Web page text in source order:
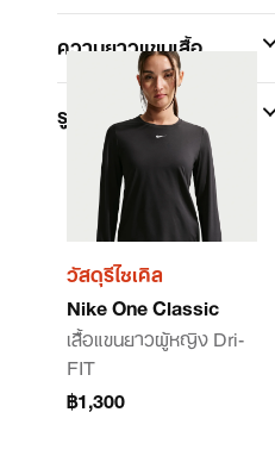
ความยาวแขนเสื้อ
รูปแบบคอเสื้อ
วัสดุรีไซเคิล
Nike One Classic
เสื้อแขนยาวผู้หญิง Dri-
FIT
฿1,300